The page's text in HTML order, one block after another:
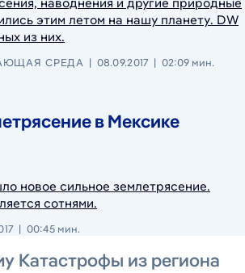
этим летом на нашу планету. DW
из них.
СРЕДА 08.09.2017 02:09 мин.
в Мексике
новое сильное землетрясение.
сотнями.
00:45 мин.
Катастрофы из региона
30 июля 2026 г.
28 июля 2026 г.
26 июля 2026 г.